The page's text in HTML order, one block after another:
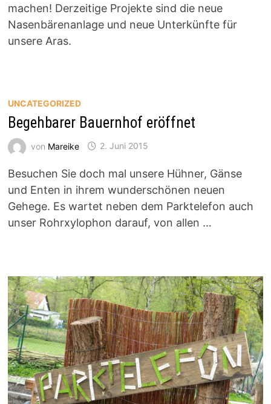
machen! Derzeitige Projekte sind die neue
Nasenbärenanlage und neue Unterkünfte für
unsere Aras.
UNCATEGORIZED
Begehbarer Bauernhof eröffnet
von Mareike 2. Juni 2015
Besuchen Sie doch mal unsere Hühner, Gänse
und Enten in ihrem wunderschönen neuen
Gehege. Es wartet neben dem Parktelefon auch
unser Rohrxylophon darauf, von allen …